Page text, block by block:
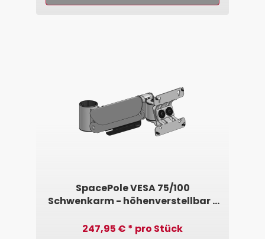
SpacePole VESA 75/100
Schwenkarm - höhenverstellbar •
247,95 € * pro Stück